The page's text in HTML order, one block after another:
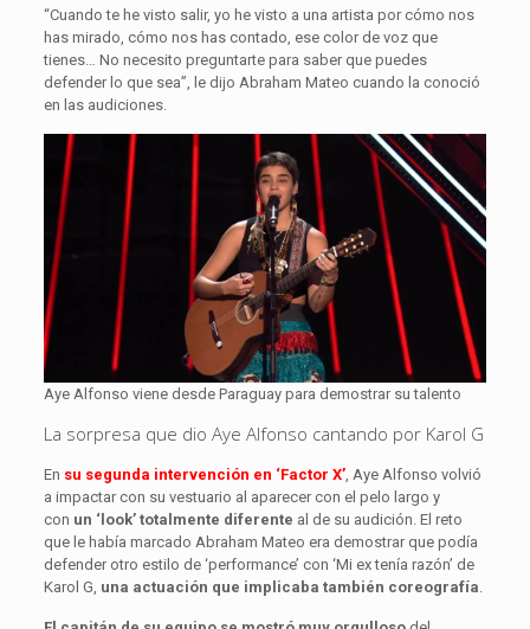
“Cuando te he visto salir, yo he visto a una artista por cómo nos
has mirado, cómo nos has contado, ese color de voz que
tienes… No necesito preguntarte para saber que puedes
defender lo que sea”, le dijo Abraham Mateo cuando la conoció
en las audiciones.
Aye Alfonso viene desde Paraguay para demostrar su talento
La sorpresa que dio Aye Alfonso cantando por Karol G
En su segunda intervención en ‘Factor X’, Aye Alfonso volvió
a impactar con su vestuario al aparecer con el pelo largo y
con un ‘look’ totalmente diferente al de su audición. El reto
que le había marcado Abraham Mateo era demostrar que podía
defender otro estilo de ‘performance’ con ‘Mi ex tenía razón’ de
Karol G, una actuación que implicaba también coreografía.